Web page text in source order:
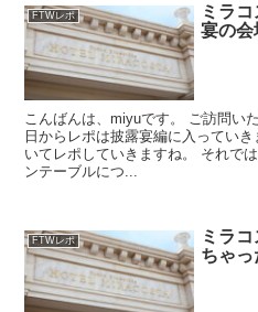
FTWレポ
ミラ
宴の会
こんばんは、miyuです。 ご訪問い
日からレポは披露宴編に入ってい
いてレポしていきますね。 それで
ンテーブルにつ...
FTWレポ
ミラ
ちゃっ